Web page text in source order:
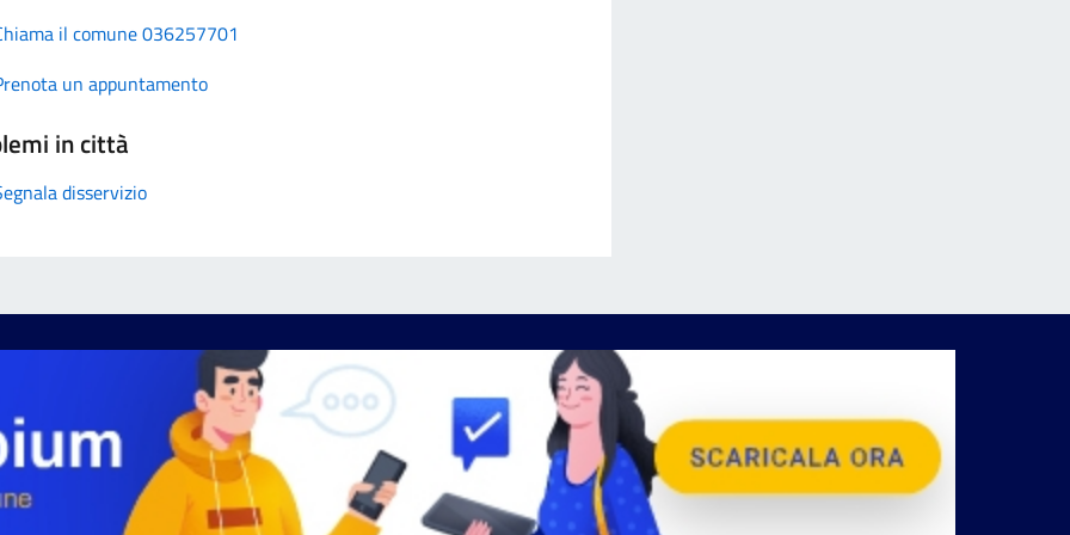
il comune 036257701
un appuntamento
in città
disservizio